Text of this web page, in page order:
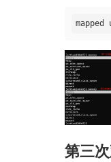
第三